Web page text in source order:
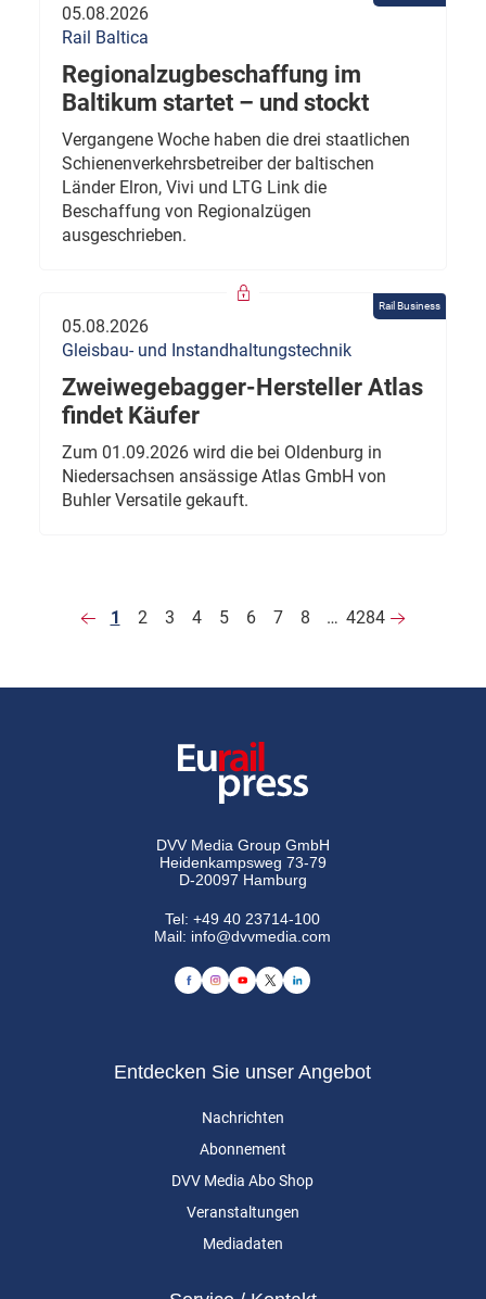
05.08.2026
Rail Baltica
Regionalzugbeschaffung im
Baltikum startet – und stockt
Vergangene Woche haben die drei staatlichen
Schienenverkehrsbetreiber der baltischen
Länder Elron, Vivi und LTG Link die
Beschaffung von Regionalzügen
ausgeschrieben.
Rail Business
05.08.2026
Gleisbau- und Instandhaltungstechnik
Zweiwegebagger-Hersteller Atlas
findet Käufer
Zum 01.09.2026 wird die bei Oldenburg in
Niedersachsen ansässige Atlas GmbH von
Buhler Versatile gekauft.
1 2 3 4 5 6 7 8 … 4284
DVV Media Group GmbH
Heidenkampsweg 73-79
D-20097 Hamburg
Tel:+49 40 23714-100
Mail: info@dvvmedia.com
Entdecken Sie unser Angebot
Nachrichten
Abonnement
DVV Media Abo Shop
Veranstaltungen
Mediadaten